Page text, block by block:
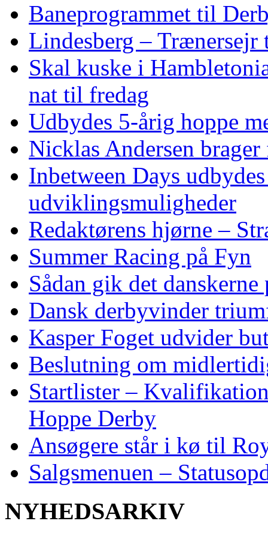
Baneprogrammet til
Lindesberg – Trænersejr
Skal kuske i
nat til fredag
Udbydes 5‑årig hoppe
Nicklas Andersen brager
Inbetween Days
udviklingsmuligheder
Redaktørens hjørne –
Summer Racing på Fyn
Sådan gik det
Dansk derbyvinder
Kasper Foget udvider
Beslutning om
Startlister –
Hoppe Derby
Ansøgere står i kø til
Salgsmenuen –
NYHEDSARKIV